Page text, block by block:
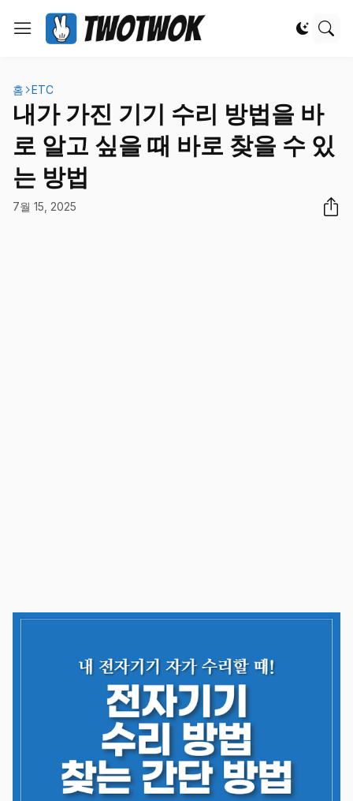
홈 ETC
내가 가진 기기 수리 방법을 바
로 알고 싶을 때 바로 찾을 수 있
는 방법
7월 15, 2025